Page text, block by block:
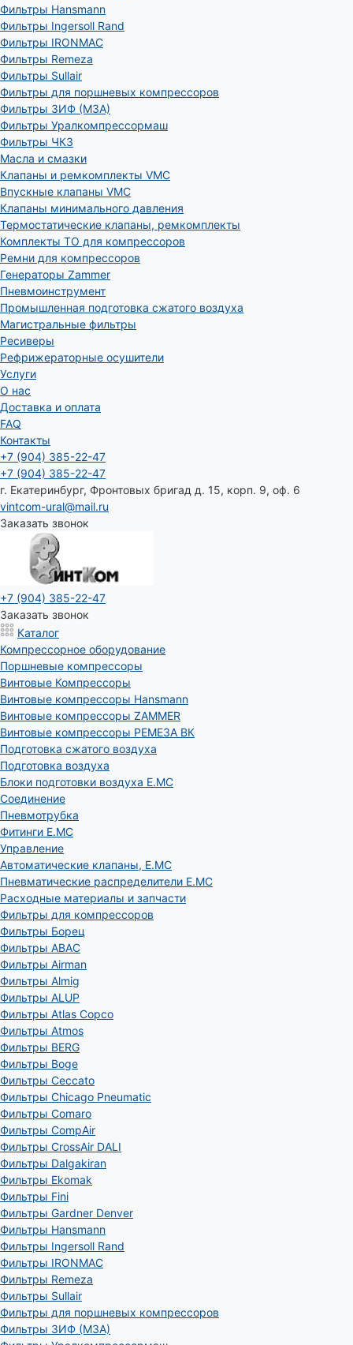
Фильтры Hansmann
Фильтры Ingersoll Rand
Фильтры IRONMAC
Фильтры Remeza
Фильтры Sullair
Фильтры для поршневых компрессоров
Фильтры ЗИФ (МЗА)
Фильтры Уралкомпрессормаш
Фильтры ЧКЗ
Масла и смазки
Клапаны и ремкомплекты VMC
Впускные клапаны VMC
Клапаны минимального давления
Термостатические клапаны, ремкомплекты
Комплекты ТО для компрессоров
Ремни для компрессоров
Генераторы Zammer
Пневмоинструмент
Промышленная подготовка сжатого воздуха
Магистральные фильтры
Ресиверы
Рефрижераторные осушители
Услуги
О нас
Доставка и оплата
FAQ
Контакты
+7 (904) 385-22-47
+7 (904) 385-22-47
г. Екатеринбург, Фронтовых бригад д. 15, корп. 9, оф. 6
vintcom-ural@mail.ru
Заказать звонок
+7 (904) 385-22-47
Заказать звонок
Каталог
Компрессорное оборудование
Поршневые компрессоры
Винтовые Компрессоры
Винтовые компрессоры Hansmann
Винтовые компрессоры ZAMMER
Винтовые компрессоры РЕМЕЗА ВК
Подготовка сжатого воздуха
Подготовка воздуха
Блоки подготовки воздуха E.MC
Соединение
Пневмотрубка
Фитинги E.MC
Управление
Автоматические клапаны, Е.МС
Пневматические распределители E.MC
Расходные материалы и запчасти
Фильтры для компрессоров
Фильтры Борец
Фильтры ABAC
Фильтры Airman
Фильтры Almig
Фильтры ALUP
Фильтры Atlas Copco
Фильтры Atmos
Фильтры BERG
Фильтры Boge
Фильтры Ceccato
Фильтры Chicago Pneumatic
Фильтры Comaro
Фильтры CompAir
Фильтры CrossAir DALI
Фильтры Dalgakiran
Фильтры Ekomak
Фильтры Fini
Фильтры Gardner Denver
Фильтры Hansmann
Фильтры Ingersoll Rand
Фильтры IRONMAC
Фильтры Remeza
Фильтры Sullair
Фильтры для поршневых компрессоров
Фильтры ЗИФ (МЗА)